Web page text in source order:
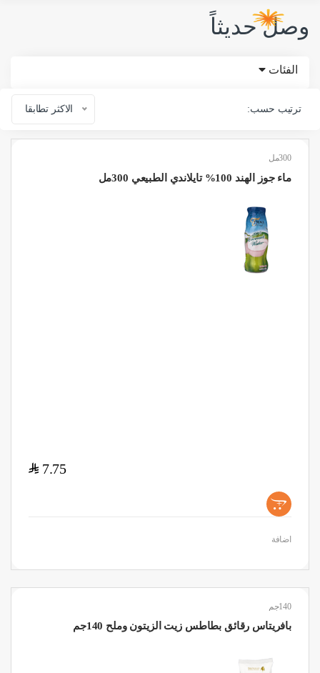
وصل حديثاً
الفئات
ترتيب حسب: الاكثر تطابقا
300مل
ماء جوز الهند 100% تايلاندي الطبيعي 300مل
7.75
$
+
اضافة
140جم
بافريتاس رقائق بطاطس زيت الزيتون وملح 140جم